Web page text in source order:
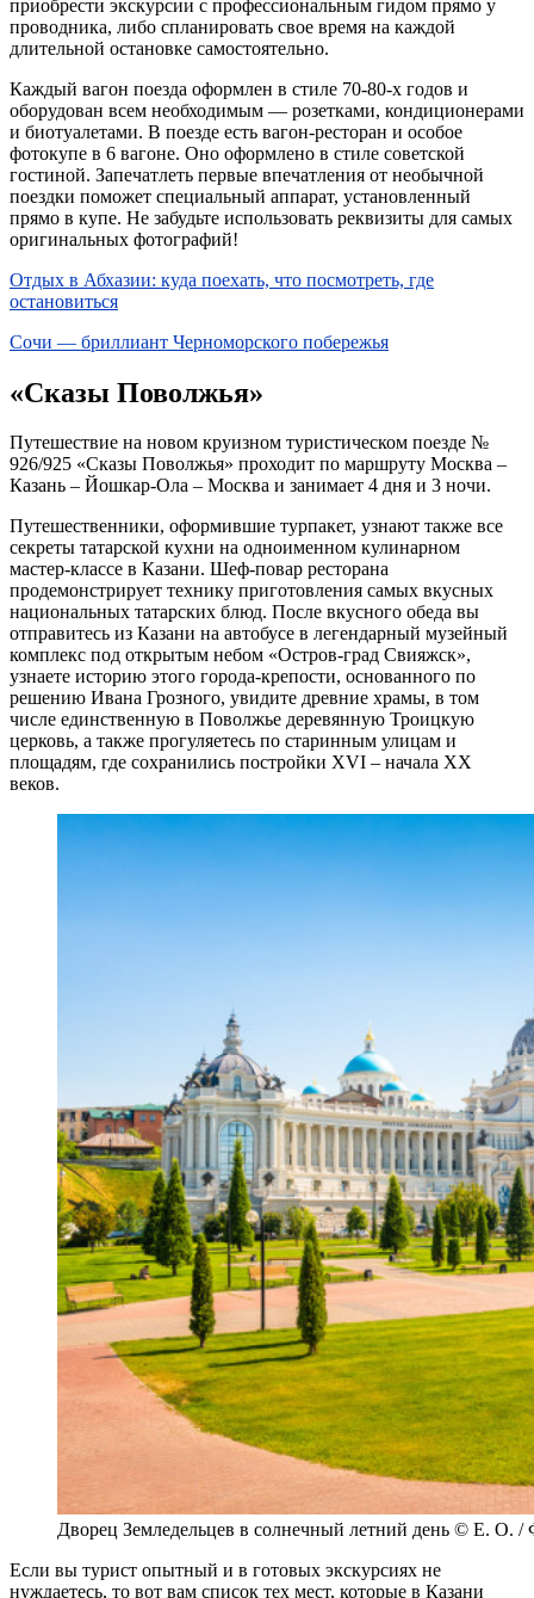
приобрести экскурсии с профессиональным гидом прямо у
проводника, либо спланировать свое время на каждой
длительной остановке самостоятельно.
Каждый вагон поезда оформлен в стиле 70-80-х годов и
оборудован всем необходимым — розетками, кондиционерами
и биотуалетами. В поезде есть вагон-ресторан и особое
фотокупе в 6 вагоне. Оно оформлено в стиле советской
гостиной. Запечатлеть первые впечатления от необычной
поездки поможет специальный аппарат, установленный
прямо в купе. Не забудьте использовать реквизиты для самых
оригинальных фотографий!
Отдых в Абхазии: куда поехать, что посмотреть, где
остановиться
Сочи — бриллиант Черноморского побережья
«Сказы Поволжья»
Путешествие на новом круизном туристическом поезде №
926/925 «Сказы Поволжья» проходит по маршруту Москва –
Казань – Йошкар-Ола – Москва и занимает 4 дня и 3 ночи.
Путешественники, оформившие турпакет, узнают также все
секреты татарской кухни на одноименном кулинарном
мастер-классе в Казани. Шеф-повар ресторана
продемонстрирует технику приготовления самых вкусных
национальных татарских блюд. После вкусного обеда вы
отправитесь из Казани на автобусе в легендарный музейный
комплекс под открытым небом «Остров-град Свияжск»,
узнаете историю этого города-крепости, основанного по
решению Ивана Грозного, увидите древние храмы, в том
числе единственную в Поволжье деревянную Троицкую
церковь, а также прогуляетесь по старинным улицам и
площадям, где сохранились постройки XVI – начала XX
веков.
Дворец Земледельцев в солнечный летний день © E. O.
Если вы турист опытный и в готовых экскурсиях не
нуждаетесь, то вот вам список тех мест, которые в Казани